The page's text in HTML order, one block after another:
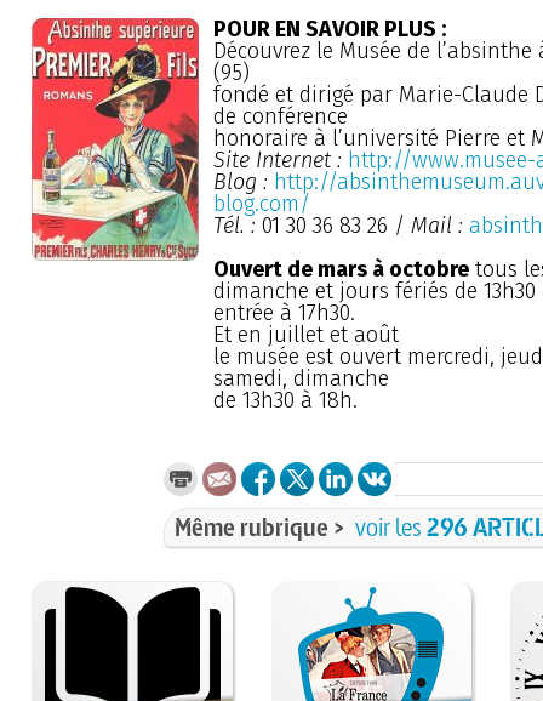
POUR EN SAVOIR PLUS :
Découvrez le Musée de
(95)
fondé et dirigé par Marie-Claude
de conférence
honoraire à l’université Pierre et
Site Internet : http://
Blog : http://
blog.com/
Tél. : 01 30 36 83 26 / Mail :
Ouvert de mars à octobre tous
dimanche et jours fériés de 13h30
entrée à 17h30.
Et en juillet et août
le musée est ouvert mercredi,
samedi, dimanche
de 13h30 à 18h.
Même rubrique > voir les296